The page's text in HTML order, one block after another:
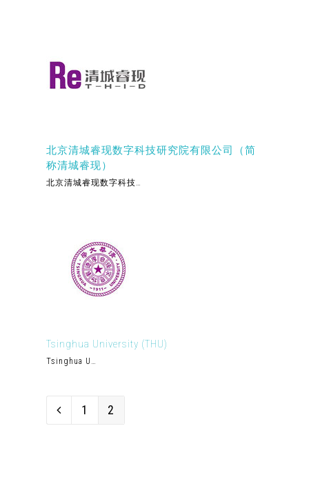
北京清城睿现数字科技研究院有限公司（简
称清城睿现）
北京清城睿现数字科技…
Tsinghua University (THU)
Tsinghua U…
Previous
Page
1 Page
2